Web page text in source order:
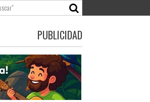
PUBLICIDAD